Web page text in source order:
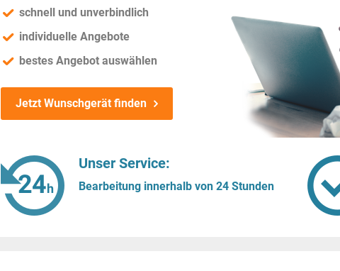
schnell und unverbindlich
individuelle Angebote
bestes Angebot auswählen
Jetzt Wunschgerät finden
Unser Service:
Bearbeitung innerhalb von 24 Stunden